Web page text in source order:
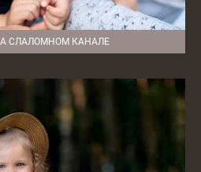
СЛАЛОМНОМ КАНАЛЕ